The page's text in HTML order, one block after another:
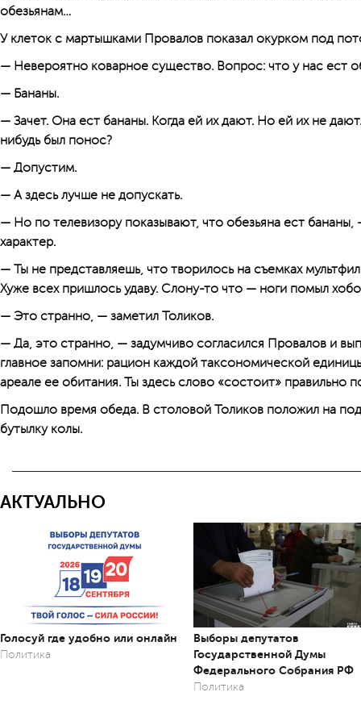
обезьянам…
У клеток с мартышками Провалов показал окурком под
— Невероятно коварное существо. Вопрос: что у нас ест
— Бананы.
— Зачет. Она ест бананы. Когда ей их дают. Но ей их не
нибудь был понос?
— Допустим.
— А здесь лучше не допускать.
— Но по телевизору показывают, что обезьяна ест
характер.
— Ты не представляешь, что творилось на съемках
Хуже всех пришлось удаву. Слону-то что — ноги помыл
— Это странно, — заметил Толиков.
— Да, это странно, — задумчиво согласился Провалов и
главное запомни: рацион каждой таксономической
ареале ее обитания. Ты здесь слово «состоит» правильно
Подошло время обеда. В столовой Толиков положил на
бутылку колы.
АКТУАЛЬНО
Голосуй где удобно или онлайн
Политика
Выборы депутатов
Государственной Думы
Федерального Собрания РФ
Политика